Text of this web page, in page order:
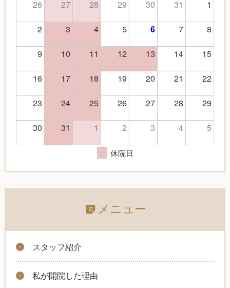
26 27 28 29 30 31
1
2
3 4 5 6 7
8
9
10 11 12 13 14
15
16
17 18 19 20 21
22
23
24 25 26 27 28
29
30
31 1 2 3 4 5
休院日
メニュー
スタッフ紹介
私が開院した理由